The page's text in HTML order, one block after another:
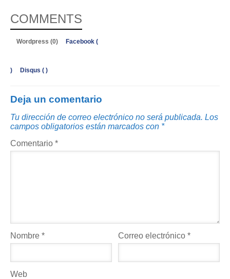
COMMENTS
Wordpress (0) Facebook (
) Disqus ( )
Deja un comentario
Tu dirección de correo electrónico no será publicada. Los
campos obligatorios están marcados con *
Comentario *
Nombre * Correo electrónico*
Web